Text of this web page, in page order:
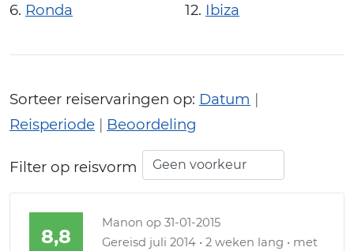
Ronda
Ibiza
Sorteer reiservaringen op: Datum |
Reisperiode | Beoordeling
Filter op reisvorm
8,8
Manon op 31-01-2015
Gereisd juli 2014 • 2 weken lang • met